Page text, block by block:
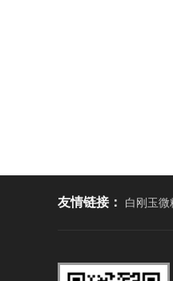
友情链接： 白刚玉